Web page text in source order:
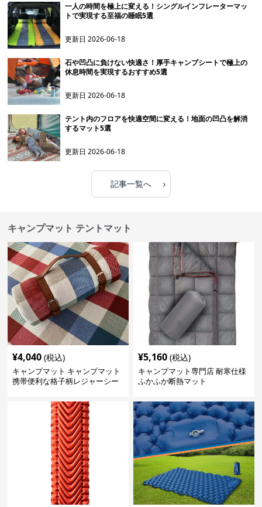
一人の時間を極上に変える！シングルインフレーターマッ
トで実現する至福の睡眠5選
更新日2026-06-18
石や凹凸に負けない快適さ！厚手キャンプシートで極上の
休息時間を実現するおすすめ5選
更新日2026-06-18
テント内のフロアを快適空間に変える！地面の凹凸を解消
するマット5選
更新日2026-06-18
記事一覧へ ›
キャンプマット テントマット
¥4,040 (税込)
キャンプマット キャンプマット
携帯便利な格子柄レジャーシー
¥5,160 (税込)
キャンプマット専門店 耐寒仕様
ふかふか断熱マット